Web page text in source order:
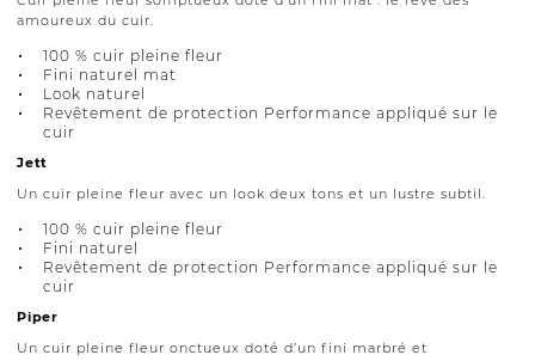
amoureux du cuir.
100 % cuir pleine fleur
Fini naturel mat
Look naturel
Revêtement de protection Performance appliqué sur le
cuir
Jett
Un cuir pleine fleur avec un look deux tons et un lustre subtil.
100 % cuir pleine fleur
Fini naturel
Revêtement de protection Performance appliqué sur le
cuir
Piper
Un cuir pleine fleur onctueux doté d’un fini marbré et